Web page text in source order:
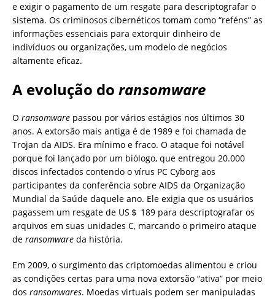
e exigir o pagamento de um resgate para descriptografar o
sistema. Os criminosos cibernéticos tomam como “reféns” as
informações essenciais para extorquir dinheiro de
indivíduos ou organizações, um modelo de negócios
altamente eficaz.
A evolução do ransomware
O ransomware passou por vários estágios nos últimos 30
anos. A extorsão mais antiga é de 1989 e foi chamada de
Trojan da AIDS. Era mínimo e fraco. O ataque foi notável
porque foi lançado por um biólogo, que entregou 20.000
discos infectados contendo o vírus PC Cyborg aos
participantes da conferência sobre AIDS da Organização
Mundial da Saúde daquele ano. Ele exigia que os usuários
pagassem um resgate de US＄ 189 para descriptografar os
arquivos em suas unidades C, marcando o primeiro ataque
de ransomware da história.
Em 2009, o surgimento das criptomoedas alimentou e criou
as condições certas para uma nova extorsão “ativa” por meio
dos ransomwares. Moedas virtuais podem ser manipuladas